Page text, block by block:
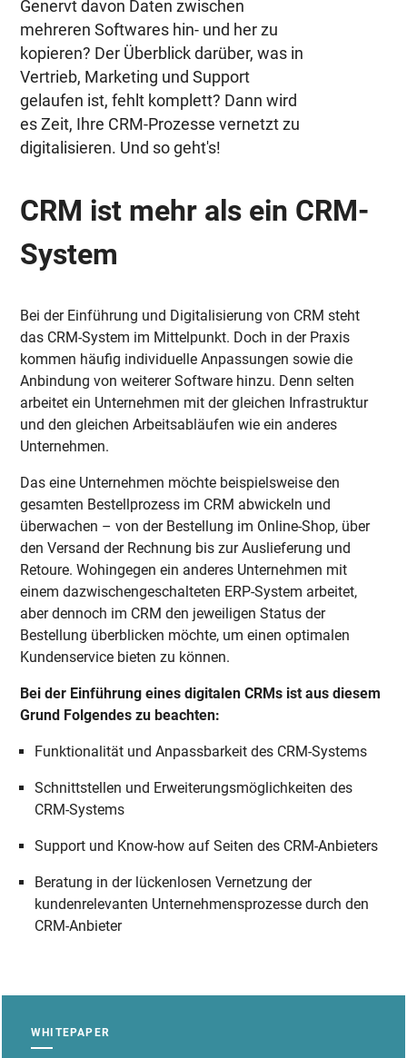
Genervt davon Daten zwischen
mehreren Softwares hin- und her zu
kopieren? Der Überblick darüber, was in
Vertrieb, Marketing und Support
gelaufen ist, fehlt komplett? Dann wird
es Zeit, Ihre CRM-Prozesse vernetzt zu
digitalisieren. Und so geht's!
CRM ist mehr als ein CRM-
System
Bei der Einführung und Digitalisierung von CRM steht
das CRM-System im Mittelpunkt. Doch in der Praxis
kommen häufig individuelle Anpassungen sowie die
Anbindung von weiterer Software hinzu. Denn selten
arbeitet ein Unternehmen mit der gleichen Infrastruktur
und den gleichen Arbeitsabläufen wie ein anderes
Unternehmen.
Das eine Unternehmen möchte beispielsweise den
gesamten Bestellprozess im CRM abwickeln und
überwachen – von der Bestellung im Online-Shop, über
den Versand der Rechnung bis zur Auslieferung und
Retoure. Wohingegen ein anderes Unternehmen mit
einem dazwischengeschalteten ERP-System arbeitet,
aber dennoch im CRM den jeweiligen Status der
Bestellung überblicken möchte, um einen optimalen
Kundenservice bieten zu können.
Bei der Einführung eines digitalen CRMs ist aus diesem
Grund Folgendes zu beachten:
Funktionalität und Anpassbarkeit des CRM-Systems
Schnittstellen und Erweiterungsmöglichkeiten des
CRM-Systems
Support und Know-how auf Seiten des CRM-Anbieters
Beratung in der lückenlosen Vernetzung der
kundenrelevanten Unternehmensprozesse durch den
CRM-Anbieter
WHITEPAPER